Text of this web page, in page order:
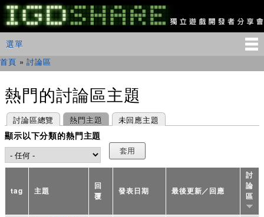
移
至
主
IGDSHARE
獨
遊
發
會
主選單
選單
您在這裡
首頁 »討論區
熱門的討論區主題
主要索引標籤
討論區總覽 熱門主題
(作用中頁籤) 未回應主題
顯示以下分類的熱門主題
tag 主題
回
覆
發表日期 最後更新／回應
討
論
區